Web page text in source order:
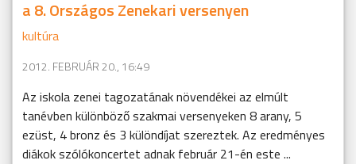
a 8. Országos Zenekari versenyen
kultúra
2012. FEBRUÁR 20., 16:49
Az iskola zenei tagozatának növendékei az elmúlt
tanévben különböző szakmai versenyeken 8 arany, 5
ezüst, 4 bronz és 3 különdíjat szereztek. Az eredményes
diákok szólókoncertet adnak február 21-én este ...